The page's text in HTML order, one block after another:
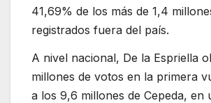
41,69% de los más de 1,4
registrados fuera del país.
A nivel nacional, De la Espriella
millones de votos en la primera
a los 9,6 millones de Cepeda, en